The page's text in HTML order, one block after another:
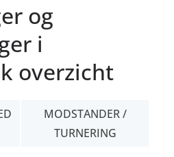
og
i
overzicht
MODSTANDER /
TURNERING